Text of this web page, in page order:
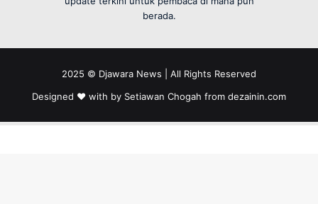
berada.
2025 © Djawara News | All Rights Reserved
Designed ❤️ with by Setiawan Chogah from dezainin.com